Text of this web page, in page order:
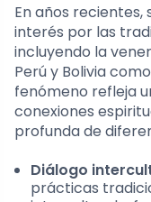
En años
interés por las
incluyendo la
Perú y Bolivia
fenómeno refleja
conexiones
profunda de
Diálogo
prácticas